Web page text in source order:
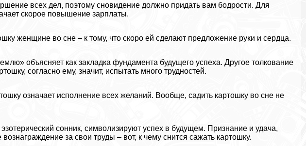
всех дел, поэтому сновидение должно придать вам бодрости. Для
скорое повышение зарплаты.
женщине во сне – к тому, что скоро ей сделают предложение руки и сердца.
объясняет как закладка фундамента будущего успеха. Другое толкование
согласно ему, значит, испытать много трудностей.
означает исполнение всех желаний. Вообще, садить картошку во сне не
сонник, символизируют успех в будущем. Признание и удача,
за свои труды – вот, к чему снится сажать картошку.